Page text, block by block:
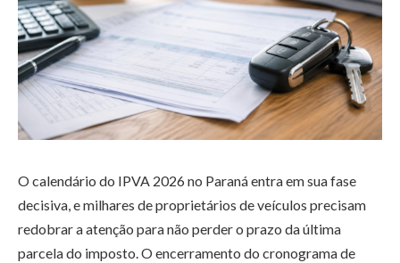
O calendário do IPVA 2026 no Paraná entra em sua fase
decisiva, e milhares de proprietários de veículos precisam
redobrar a atenção para não perder o prazo da última
parcela do imposto. O encerramento do cronograma de